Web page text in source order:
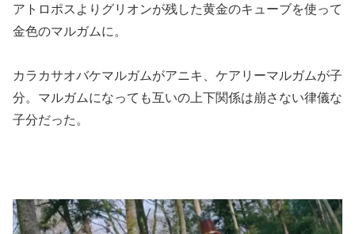
アトロポスよりグリオンが残した黄金のキューブを使って
金色のマルガムに。
カラカサオバケマルガムがアニキ、ケアリーマルガムが子
分。マルガムになっても互いの上下関係は崩さない律儀な
子分だった。